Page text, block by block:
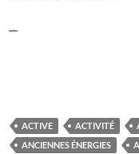
—
ACTIVE ACTIVITÉ
ANCIENNES ÉNERGIES